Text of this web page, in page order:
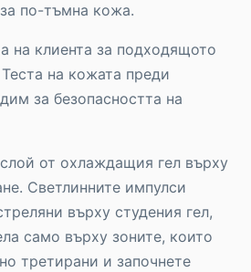
по-тъмна кожа.
на клиента за подходящото
на кожата преди
за безопасността на
от охлаждащия гел върху
Светлинните импулси
върху студения гел,
само върху зоните, които
третирани и започнете